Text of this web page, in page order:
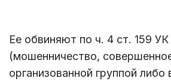
Ее обвиняют по ч. 4 ст. 159
(мошенничество,
организованной группой